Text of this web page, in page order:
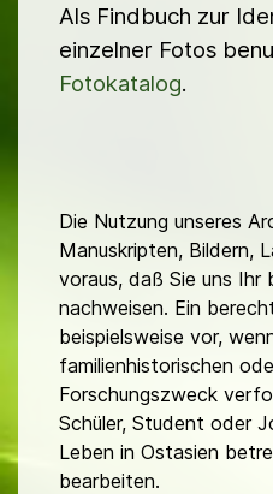
Als Findbuch zur
einzelner Fotos
Fotokatalog.
Die Nutzung unseres
Manuskripten, Bildern,
voraus, daß Sie uns
nachweisen. Ein
beispielsweise vor,
familienhistorischen
Forschungszweck
Schüler, Student oder
Leben in Ostasien
bearbeiten.